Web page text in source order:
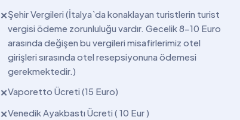
✕Şehir Vergileri (İtalya`da konaklayan turistlerin turist
vergisi ödeme zorunluluğu vardır. Gecelik 8-10 Euro
arasında değişen bu vergileri misafirlerimiz otel
girişleri sırasında otel resepsiyonuna ödemesi
gerekmektedir.)
✕Vaporetto Ücreti (15 Euro)
✕Venedik Ayakbastı Ücreti ( 10 Eur )